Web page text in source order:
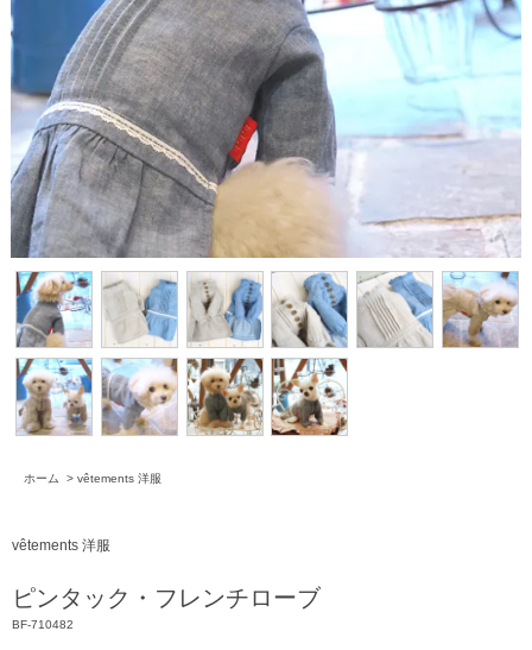
ホーム > vêtements 洋服
vêtements 洋服
ピンタック・フレンチローブ
BF-710482